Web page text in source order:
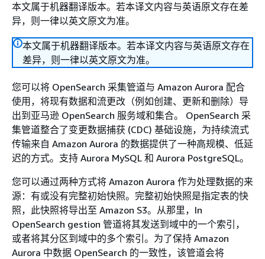
本文属于机器翻译版本。若本译文内容与英语原文存在差
异，则一律以英文原文为准。
本文属于机器翻译版本。若本译文内容与英语原文存在
差异，则一律以英文原文为准。
您可以将 OpenSearch 采集管道与 Amazon Aurora 配合
使用，将现有数据和流更改（例如创建、更新和删除）导
出到亚马逊 OpenSearch 服务域和集合。 OpenSearch 采
集管道整合了变更数据捕获 (CDC) 基础设施，为持续流式
传输来自 Amazon Aurora 的数据提供了一种高规模、低延
迟的方式。支持 Aurora MySQL 和 Aurora PostgreSQL。
您可以通过两种方式将 Amazon Aurora 作为处理数据的来
源：有或没有完整初始快照。完整初始快照是指定表的快
照，此快照将导出至 Amazon S3。从那里，In
OpenSearch gestion 管道将其发送到域中的一个索引，
或者将其分区到域中的多个索引。为了保持 Amazon
Aurora 中数据 OpenSearch 的一致性，该管道会将